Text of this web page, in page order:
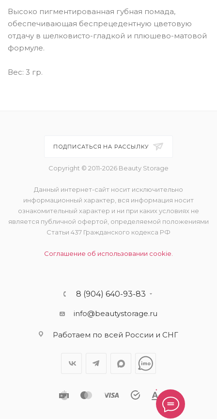
toned)
Rendezvous - slightly muted pink
with coral (warm toned)
Высоко пигментированная губная помада,
обеспечивающая беспрецедентную цветовую
отдачу в шелковисто-гладкой и плюшево-матовой
формуле.
Вес: 3 гр.
ПОДПИСАТЬСЯ НА РАССЫЛКУ
Copyright © 2011-2026 Beauty Storage
Данный интернет-сайт носит исключительно
информационный характер, вся информация носит
ознакомительный характер и ни при каких условиях не
является публичной офертой, определяемой положениями
Статьи 437 Гражданского кодекса РФ
Соглашение об использовании cookie.
8 (904) 640-93-83
info@beautystorage.ru
Работаем по всей России и СНГ